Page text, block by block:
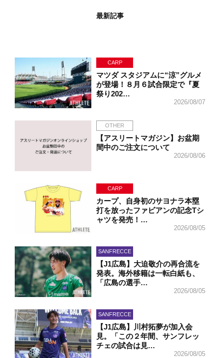
最新記事
CARP
マツダ スタジアムに“涼”グルメ
が登場！８月６試合限定で『夏
祭り202…
2026/08/07
OTHER
【アスリートマガジン】お盆期
間中のご注文について
2026/08/06
CARP
カープ、自身初のサヨナラ本塁
打を放ったファビアンの記念Tシ
ャツを発売！…
2026/08/05
SANFRECCE
【J1広島】大迫敬介の再合流を
発表。海外移籍は一転白紙も、
「広島の選手…
2026/08/05
SANFRECCE
【J1広島】川村拓夢が加入会
見。「この２年間、サンフレッ
チェの試合は見…
2026/08/05